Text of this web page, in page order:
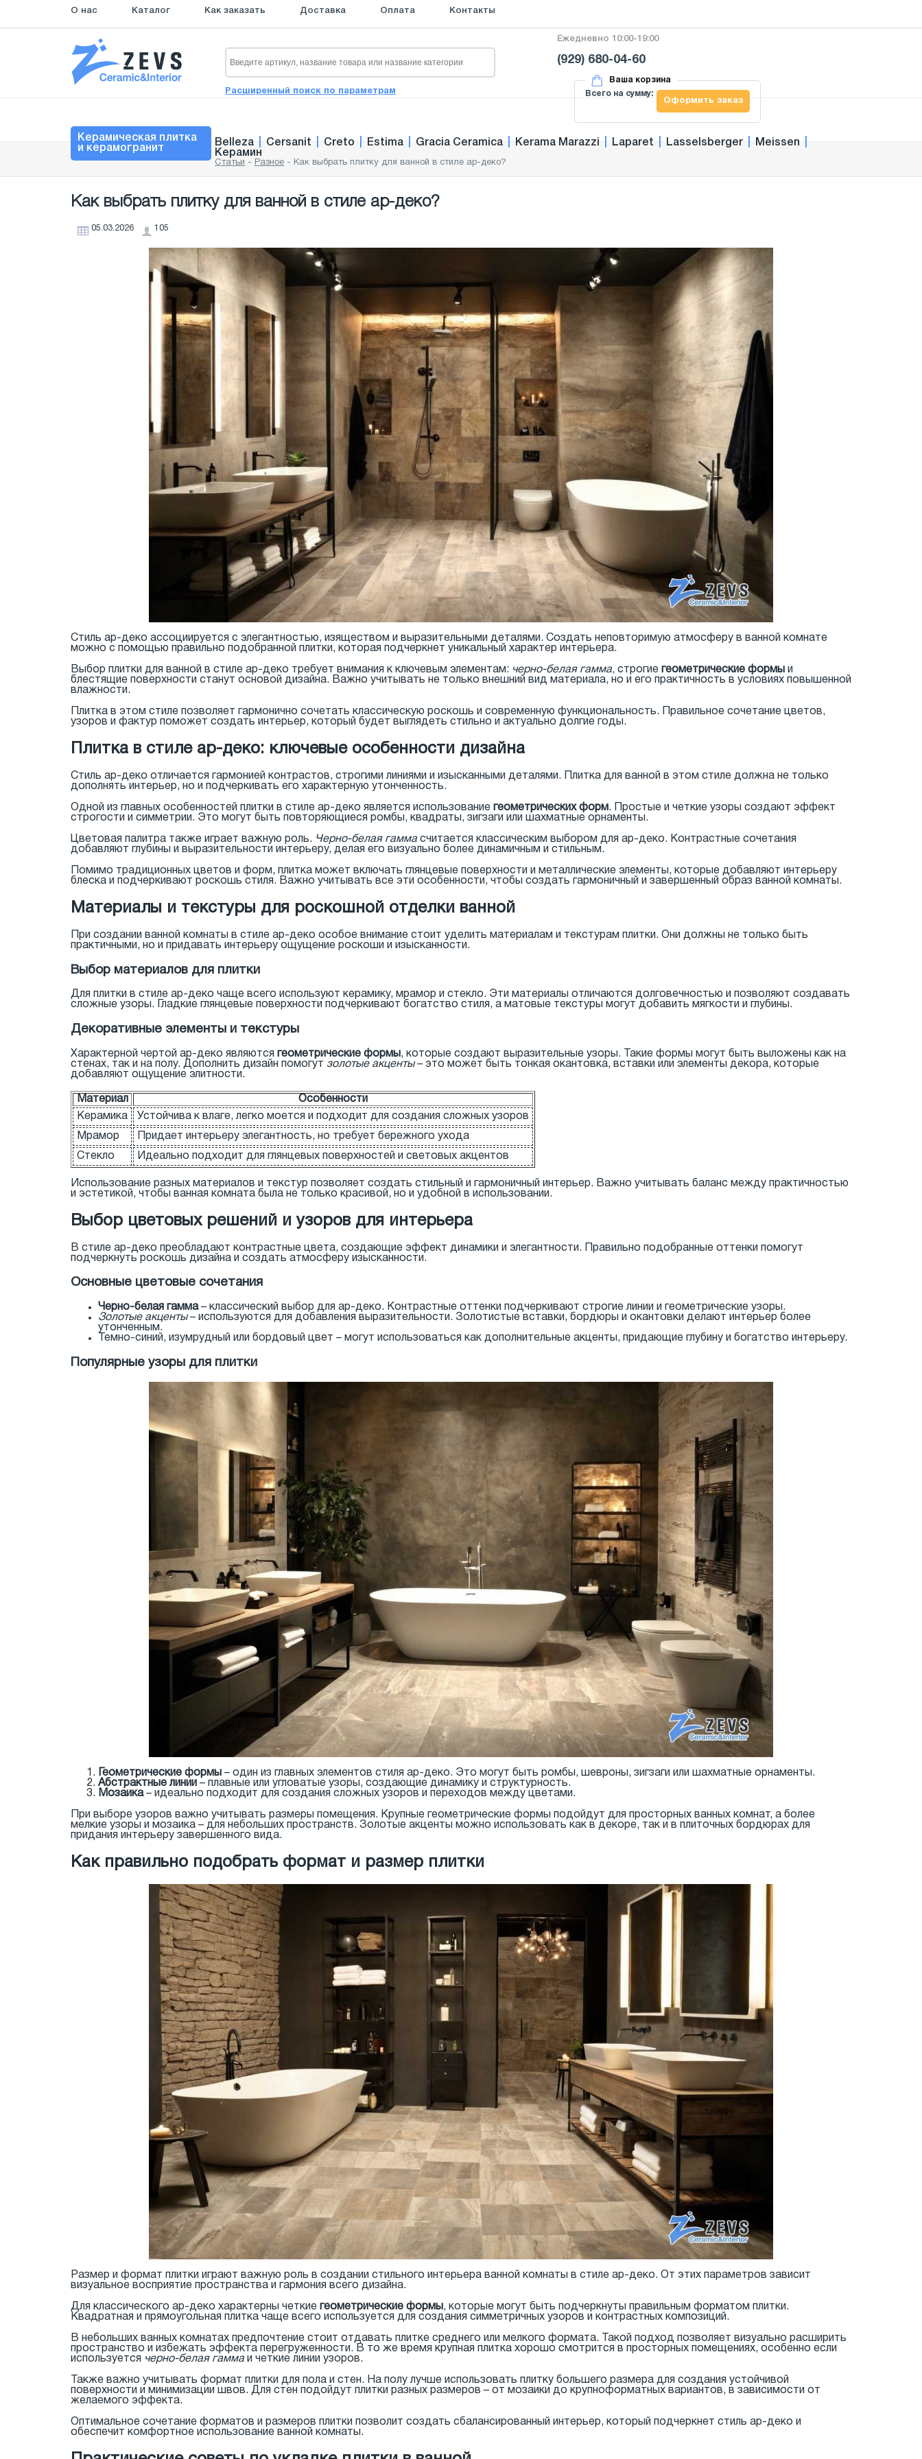
О нас Каталог Как заказать Доставка Оплата Контакты
Расширенный поиск по параметрам
Ежедневно 10:00-19:00
(929) 680-04-60
Ваша корзина
Оформить заказ
Всего на сумму:
Керамическая плитка
и керамогранит
Belleza Cersanit Creto Estima Gracia Ceramica Kerama Marazzi Laparet Lasselsberger Meissen
Керамин
Статьи - Разное - Как выбрать плитку для ванной в стиле ар-деко?
Как выбрать плитку для ванной в стиле ар-деко?
05.03.2026 105
Стиль ар-деко ассоциируется с элегантностью, изяществом и выразительными деталями. Создать неповторимую атмосферу в ванной комнате
можно с помощью правильно подобранной плитки, которая подчеркнет уникальный характер интерьера.
Выбор плитки для ванной в стиле ар-деко требует внимания к ключевым элементам: черно-белая гамма, строгие геометрические формы
и
блестящие поверхности станут основой дизайна. Важно учитывать не только внешний вид материала, но и его практичность в условиях повышенной
влажности.
Плитка в этом стиле позволяет гармонично сочетать классическую роскошь и современную функциональность. Правильное сочетание цветов,
узоров и фактур поможет создать интерьер, который будет выглядеть стильно и актуально долгие годы.
Плитка в стиле ар-деко: ключевые особенности дизайна
Стиль ар-деко отличается гармонией контрастов, строгими линиями и изысканными деталями. Плитка для ванной в этом стиле должна не только
дополнять интерьер, но и подчеркивать его характерную утонченность.
Одной из главных особенностей плитки в стиле ар-деко является использование геометрических форм . Простые и четкие узоры создают эффект
строгости и симметрии. Это могут быть повторяющиеся ромбы, квадраты, зигзаги или шахматные орнаменты.
Цветовая палитра также играет важную роль. Черно-белая гамма считается классическим выбором для ар-деко. Контрастные сочетания
добавляют глубины и выразительности интерьеру, делая его визуально более динамичным и стильным.
Помимо традиционных цветов и форм, плитка может включать глянцевые поверхности и металлические элементы, которые добавляют интерьеру
блеска и подчеркивают роскошь стиля. Важно учитывать все эти особенности, чтобы создать гармоничный и завершенный образ ванной комнаты.
Материалы и текстуры для роскошной отделки ванной
При создании ванной комнаты в стиле ар-деко особое внимание стоит уделить материалам и текстурам плитки. Они должны не только быть
практичными, но и придавать интерьеру ощущение роскоши и изысканности.
Выбор материалов для плитки
Для плитки в стиле ар-деко чаще всего используют керамику, мрамор и стекло. Эти материалы отличаются долговечностью и позволяют создавать
сложные узоры. Гладкие глянцевые поверхности подчеркивают богатство стиля, а матовые текстуры могут добавить мягкости и глубины.
Декоративные элементы и текстуры
Характерной чертой ар-деко являются геометрические формы, которые создают выразительные узоры. Такие формы могут быть выложены как на
стенах, так и на полу. Дополнить дизайн помогут золотые акценты– это может быть тонкая окантовка, вставки или элементы декора, которые
добавляют ощущение элитности.
Материал
Особенности
Керамика
Устойчива к влаге, легко моется и подходит для создания сложных узоров
Мрамор Придает интерьеру элегантность, но требует бережного ухода
Стекло Идеально подходит для глянцевых поверхностей и световых акцентов
Использование разных материалов и текстур позволяет создать стильный и гармоничный интерьер. Важно учитывать баланс между практичностью
и эстетикой, чтобы ванная комната была не только красивой, но и удобной в использовании.
Выбор цветовых решений и узоров для интерьера
В стиле ар-деко преобладают контрастные цвета, создающие эффект динамики и элегантности. Правильно подобранные оттенки помогут
подчеркнуть роскошь дизайна и создать атмосферу изысканности.
Основные цветовые сочетания
Черно-белая гамма– классический выбор для ар-деко. Контрастные оттенки подчеркивают строгие линии и геометрические узоры.
Золотые акценты– используются для добавления выразительности. Золотистые вставки, бордюры и окантовки делают интерьер более
утонченным.
Темно-синий, изумрудный или бордовый цвет – могут использоваться как дополнительные акценты, придающие глубину и богатство интерьеру.
Популярные узоры для плитки
Геометрические формы – один из главных элементов стиля ар-деко. Это могут быть ромбы, шевроны, зигзаги или шахматные орнаменты.
Абстрактные линии – плавные или угловатые узоры, создающие динамику и структурность.
Мозаика– идеально подходит для создания сложных узоров и переходов между цветами.
При выборе узоров важно учитывать размеры помещения. Крупные геометрические формы подойдут для просторных ванных комнат, а более
мелкие узоры и мозаика – для небольших пространств. Золотые акценты можно использовать как в декоре, так и в плиточных бордюрах для
придания интерьеру завершенного вида.
Как правильно подобрать формат и размер плитки
Размер и формат плитки играют важную роль в создании стильного интерьера ванной комнаты в стиле ар-деко. От этих параметров зависит
визуальное восприятие пространства и гармония всего дизайна.
Для классического ар-деко характерны четкие геометрические формы, которые могут быть подчеркнуты правильным форматом плитки.
Квадратная и прямоугольная плитка чаще всего используется для создания симметричных узоров и контрастных композиций.
В небольших ванных комнатах предпочтение стоит отдавать плитке среднего или мелкого формата. Такой подход позволяет визуально расширить
пространство и избежать эффекта перегруженности. В то же время крупная плитка хорошо смотрится в просторных помещениях, особенно если
используется черно-белая гамма и четкие линии узоров.
Также важно учитывать формат плитки для пола и стен. На полу лучше использовать плитку большего размера для создания устойчивой
поверхности и минимизации швов. Для стен подойдут плитки разных размеров – от мозаики до крупноформатных вариантов, в зависимости от
желаемого эффекта.
Оптимальное сочетание форматов и размеров плитки позволит создать сбалансированный интерьер, который подчеркнет стиль ар-деко и
обеспечит комфортное использование ванной комнаты.